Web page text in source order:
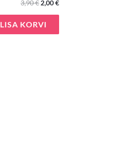
3,90€ 2,00€
LISA KORVI